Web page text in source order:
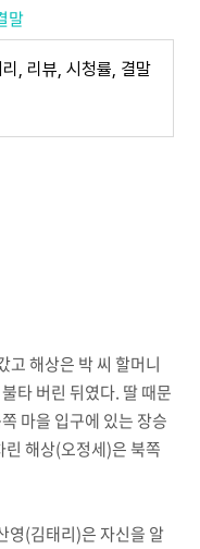
말
, 리뷰, 시청률, 결말
고 해상은 박 씨 할머니
타 버린 뒤였다. 딸 때문
마을 입구에 있는 장승
해상(오정세)은 북쪽
영(김태리)은 자신을 알